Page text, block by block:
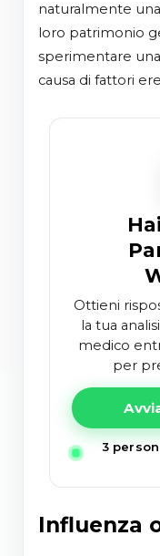
naturalmente una
loro patrimonio
sperimentare
causa di fattori
Hai domande?
Ottieni risposte immediate 24/7. Ricevi
la tua
medico
per
3
Influenza